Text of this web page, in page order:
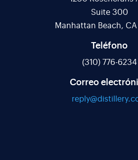
Suite 300
Manhattan Beach,
Teléfono
(310) 776-6234
Correo